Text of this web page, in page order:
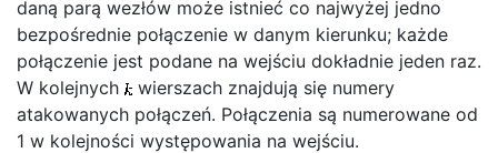
daną parą wezłów może istnieć co najwyżej jedno
bezpośrednie połączenie w danym kierunku; każde
połączenie jest podane na wejściu dokładnie jeden raz.
W kolejnych
wierszach znajdują się numery
atakowanych połączeń. Połączenia są numerowane od
1 w kolejności występowania na wejściu.